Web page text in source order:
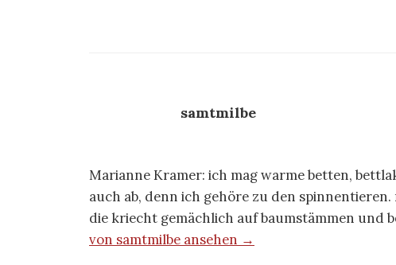
samtmilbe
Marianne Kramer: ich mag warme betten,
auch ab, denn ich gehöre zu den
die kriecht gemächlich auf baumstämmen und
von samtmilbe ansehen →